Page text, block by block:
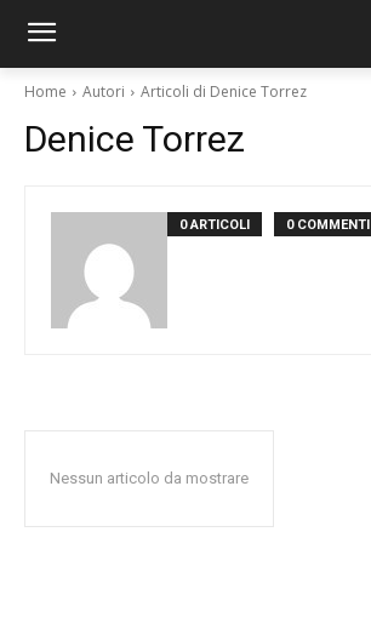
Home Autori Articoli di Denice Torrez
Denice Torrez
0 ARTICOLI 0 COMMENTI
Nessun articolo da mostrare